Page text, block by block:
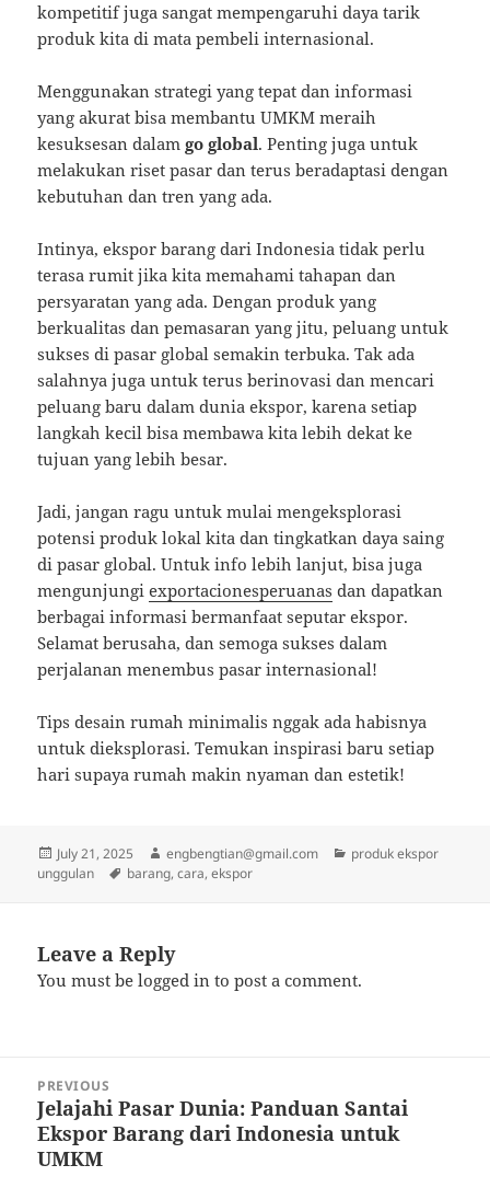
kompetitif juga sangat mempengaruhi daya tarik
produk kita di mata pembeli internasional.
Menggunakan strategi yang tepat dan informasi
yang akurat bisa membantu UMKM meraih
kesuksesan dalamgo global. Penting juga untuk
melakukan riset pasar dan terus beradaptasi dengan
kebutuhan dan tren yang ada.
Intinya, ekspor barang dari Indonesia tidak perlu
terasa rumit jika kita memahami tahapan dan
persyaratan yang ada. Dengan produk yang
berkualitas dan pemasaran yang jitu, peluang untuk
sukses di pasar global semakin terbuka. Tak ada
salahnya juga untuk terus berinovasi dan mencari
peluang baru dalam dunia ekspor, karena setiap
langkah kecil bisa membawa kita lebih dekat ke
tujuan yang lebih besar.
Jadi, jangan ragu untuk mulai mengeksplorasi
potensi produk lokal kita dan tingkatkan daya saing
di pasar global. Untuk info lebih lanjut, bisa juga
mengunjungiexportacionesperuanas dan dapatkan
berbagai informasi bermanfaat seputar ekspor.
Selamat berusaha, dan semoga sukses dalam
perjalanan menembus pasar internasional!
Tips desain rumah minimalis nggak ada habisnya
untuk dieksplorasi. Temukan inspirasi baru setiap
hari supaya rumah makin nyaman dan estetik!
Posted
on
July 21, 2025 Author
engbengtian@gmail.com Categories
produk ekspor
unggulan
Tags
barang,cara,ekspor
Leave a Reply
You must belogged in to post a comment.
navigation
PREVIOUS
Previous
post:
Jelajahi Pasar Dunia: Panduan Santai
Ekspor Barang dari Indonesia untuk
UMKM